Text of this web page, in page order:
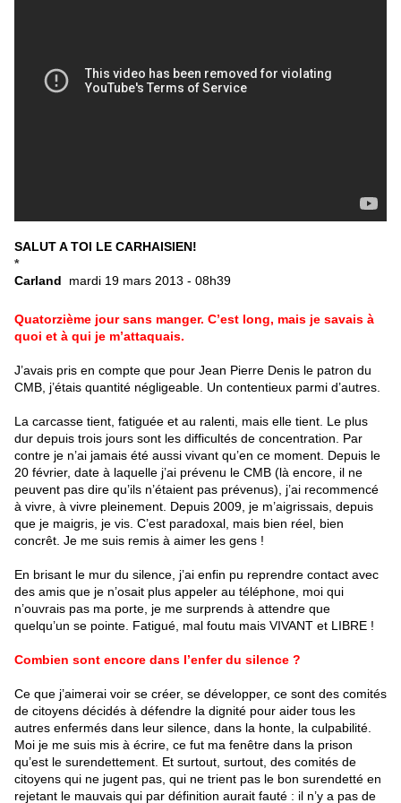
SALUT A TOI LE CARHAISIEN!
*
Carland mardi 19 mars 2013 - 08h39
Quatorzième jour sans manger. C’est long, mais je savais à
quoi et à qui je m’attaquais.
J’avais pris en compte que pour Jean Pierre Denis le patron du
CMB, j’étais quantité négligeable. Un contentieux parmi d’autres.
La carcasse tient, fatiguée et au ralenti, mais elle tient. Le plus
dur depuis trois jours sont les difficultés de concentration. Par
contre je n’ai jamais été aussi vivant qu’en ce moment. Depuis le
20 février, date à laquelle j’ai prévenu le CMB (là encore, il ne
peuvent pas dire qu’ils n’étaient pas prévenus), j’ai recommencé
à vivre, à vivre pleinement. Depuis 2009, je m’aigrissais, depuis
que je maigris, je vis. C’est paradoxal, mais bien réel, bien
concrêt. Je me suis remis à aimer les gens !
En brisant le mur du silence, j’ai enfin pu reprendre contact avec
des amis que je n’osait plus appeler au téléphone, moi qui
n’ouvrais pas ma porte, je me surprends à attendre que
quelqu’un se pointe. Fatigué, mal foutu mais VIVANT et LIBRE !
Combien sont encore dans l’enfer du silence ?
Ce que j’aimerai voir se créer, se développer, ce sont des comités
de citoyens décidés à défendre la dignité pour aider tous les
autres enfermés dans leur silence, dans la honte, la culpabilité.
Moi je me suis mis à écrire, ce fut ma fenêtre dans la prison
qu’est le surendettement. Et surtout, surtout, des comités de
citoyens qui ne jugent pas, qui ne trient pas le bon surendetté en
rejetant le mauvais qui par définition aurait fauté : il n’y a pas de